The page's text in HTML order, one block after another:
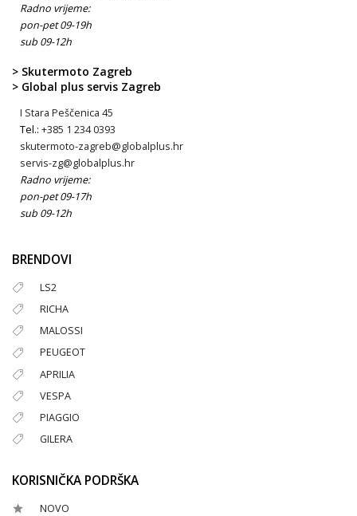
Radno vrijeme:
pon-pet 09-19h
sub 09-12h
> Skutermoto Zagreb
> Global plus servis Zagreb
I Stara Peščenica 45
Tel.: +385 1 234 0393
skutermoto-zagreb@globalplus.hr
servis-zg@globalplus.hr
Radno vrijeme:
pon-pet 09-17h
sub 09-12h
BRENDOVI
LS2
RICHA
MALOSSI
PEUGEOT
APRILIA
VESPA
PIAGGIO
GILERA
KORISNIČKA PODRŠKA
NOVO